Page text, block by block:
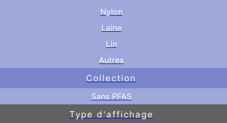
Nylon
Laine
Lin
Autres
Collection
Sans PFAS
Type d'affichage